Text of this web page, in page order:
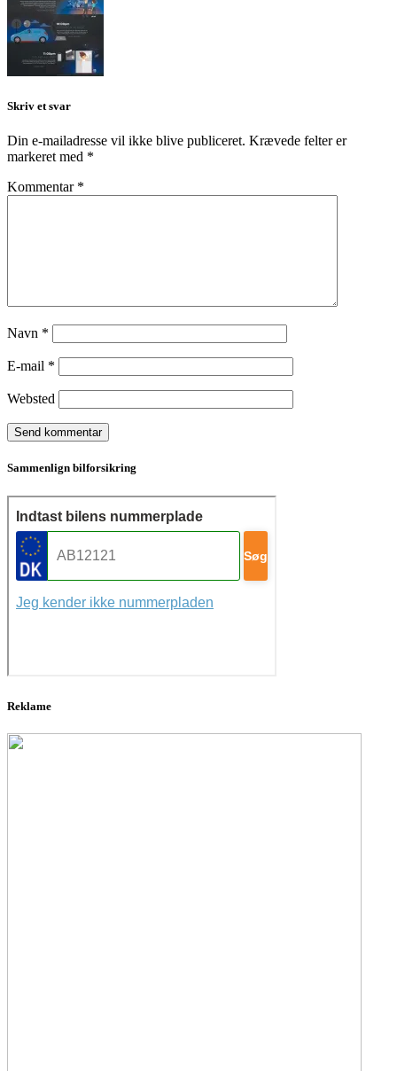
Skriv et svar
Din e-mailadresse vil ikke blive publiceret. Krævede felter er
markeret med *
Kommentar *
Navn *
E-mail *
Websted
Sammenlign bilforsikring
Reklame